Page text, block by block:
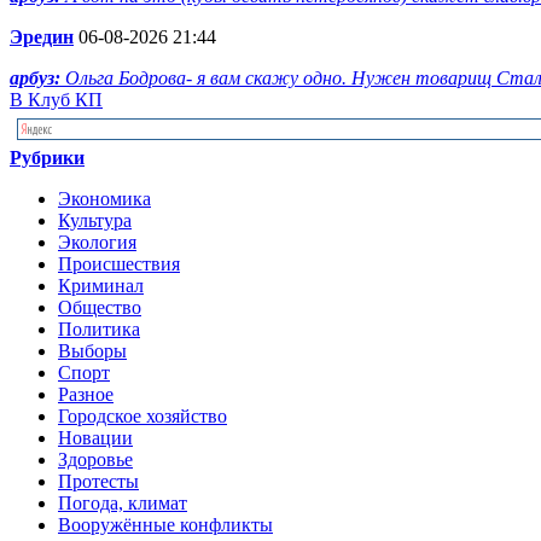
Эредин 06-08-2026 21:44
арбуз: Ольга Бодрова- я вам скажу одно. Нужен товарищ
В Клуб КП
Рубрики
Экономика
Культура
Экология
Происшествия
Криминал
Общество
Политика
Выборы
Спорт
Разное
Городское хозяйство
Новации
Здоровье
Протесты
Погода, климат
Вооружённые конфликты